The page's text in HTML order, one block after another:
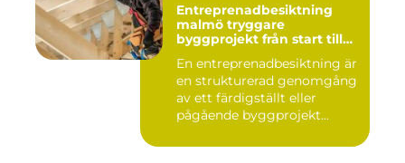
Entreprenadbesiktning
malmö tryggare
byggprojekt från start till
En entreprenadbesiktning är
en strukturerad genomgång
av ett färdigställt eller
pågående byggprojekt...